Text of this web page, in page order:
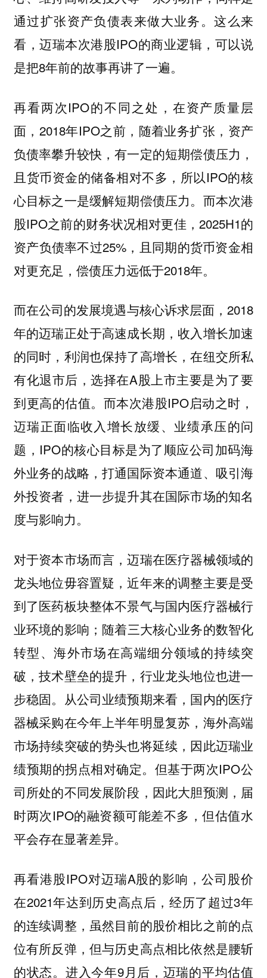
通过扩张资产负债表来做大业务。这么来
看，迈瑞本次港股IPO的商业逻辑，可以说
是把8年前的故事再讲了一遍。
再看两次IPO的不同之处，在资产质量层
面，2018年IPO之前，随着业务扩张，资产
负债率攀升较快，有一定的短期偿债压力，
且货币资金的储备相对不多，所以IPO的核
心目标之一是缓解短期偿债压力。而本次港
股IPO之前的财务状况相对更佳，2025H1的
资产负债率不过25%，且同期的货币资金相
对更充足，偿债压力远低于2018年。
而在公司的发展境遇与核心诉求层面，2018
年的迈瑞正处于高速成长期，收入增长加速
的同时，利润也保持了高增长，在纽交所私
有化退市后，选择在A股上市主要是为了要
到更高的估值。而本次港股IPO启动之时，
迈瑞正面临收入增长放缓、业绩承压的问
题，IPO的核心目标是为了顺应公司加码海
外业务的战略，打通国际资本通道、吸引海
外投资者，进一步提升其在国际市场的知名
度与影响力。
对于资本市场而言，迈瑞在医疗器械领域的
龙头地位毋容置疑，近年来的调整主要是受
到了医药板块整体不景气与国内医疗器械行
业环境的影响；随着三大核心业务的数智化
转型、海外市场在高端细分领域的持续突
破，技术壁垒的提升，行业龙头地位也进一
步稳固。从公司业绩预期来看，国内的医疗
器械采购在今年上半年明显复苏，海外高端
市场持续突破的势头也将延续，因此迈瑞业
绩预期的拐点相对确定。但基于两次IPO公
司所处的不同发展阶段，因此大胆预测，届
时两次IPO的融资额可能差不多，但估值水
平会存在显著差异。
再看港股IPO对迈瑞A股的影响，公司股价
在2021年达到历史高点后，经历了超过3年
的连续调整，虽然目前的股价相比之前的点
位有所反弹，但与历史高点相比依然是腰斩
的状态。进入今年9月后，迈瑞的平均估值